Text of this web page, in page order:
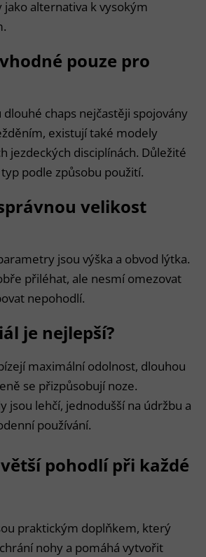
alternativa k vysokým
pouze pro
dlouhé chaps nejčastěji spojovány
existují také modely
jezdeckých disciplínách. Důležité
podle způsobu použití.
velikost
jsou výška a obvod lýtka.
přiléhat, ale nesmí omezovat
nepohodlí.
je nejlepší?
maximální odolnost, dlouhou
se přizpůsobují noze.
jsou lehčí, jednodušší na údržbu a
používání.
pohodlí při každé
praktickým doplňkem, který
nohy a pomáhá vytvořit